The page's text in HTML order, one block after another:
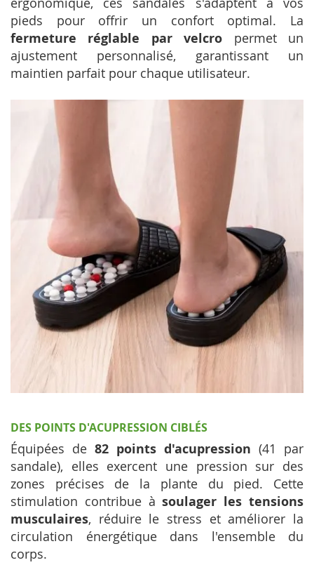
pieds pour offrir un confort optimal. La
fermeture réglable par velcro permet un
ajustement personnalisé, garantissant un
maintien parfait pour chaque utilisateur.
DES POINTS D'ACUPRESSION CIBLÉS
Équipées de 82 points d'acupression (41 par
sandale), elles exercent une pression sur des
zones précises de la plante du pied. Cette
stimulation contribue àsoulager les tensions
musculaires, réduire le stress et améliorer la
circulation énergétique dans l'ensemble du
corps.